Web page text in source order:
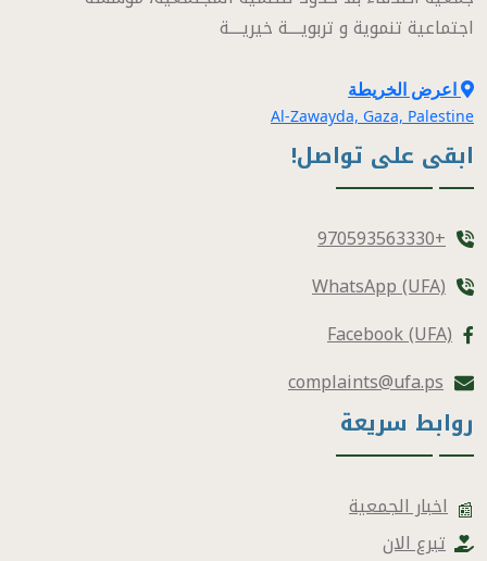
اجتماعية تنموية و تربويــــة خيريــــة
اعرض الخريطة
Al-Zawayda, Gaza, Palestine
ابقى على تواصل!
+970593563330
WhatsApp (UFA)
Facebook (UFA)
complaints@ufa.ps
روابط سريعة
📰 اخبار الجمعية
تبرع الان